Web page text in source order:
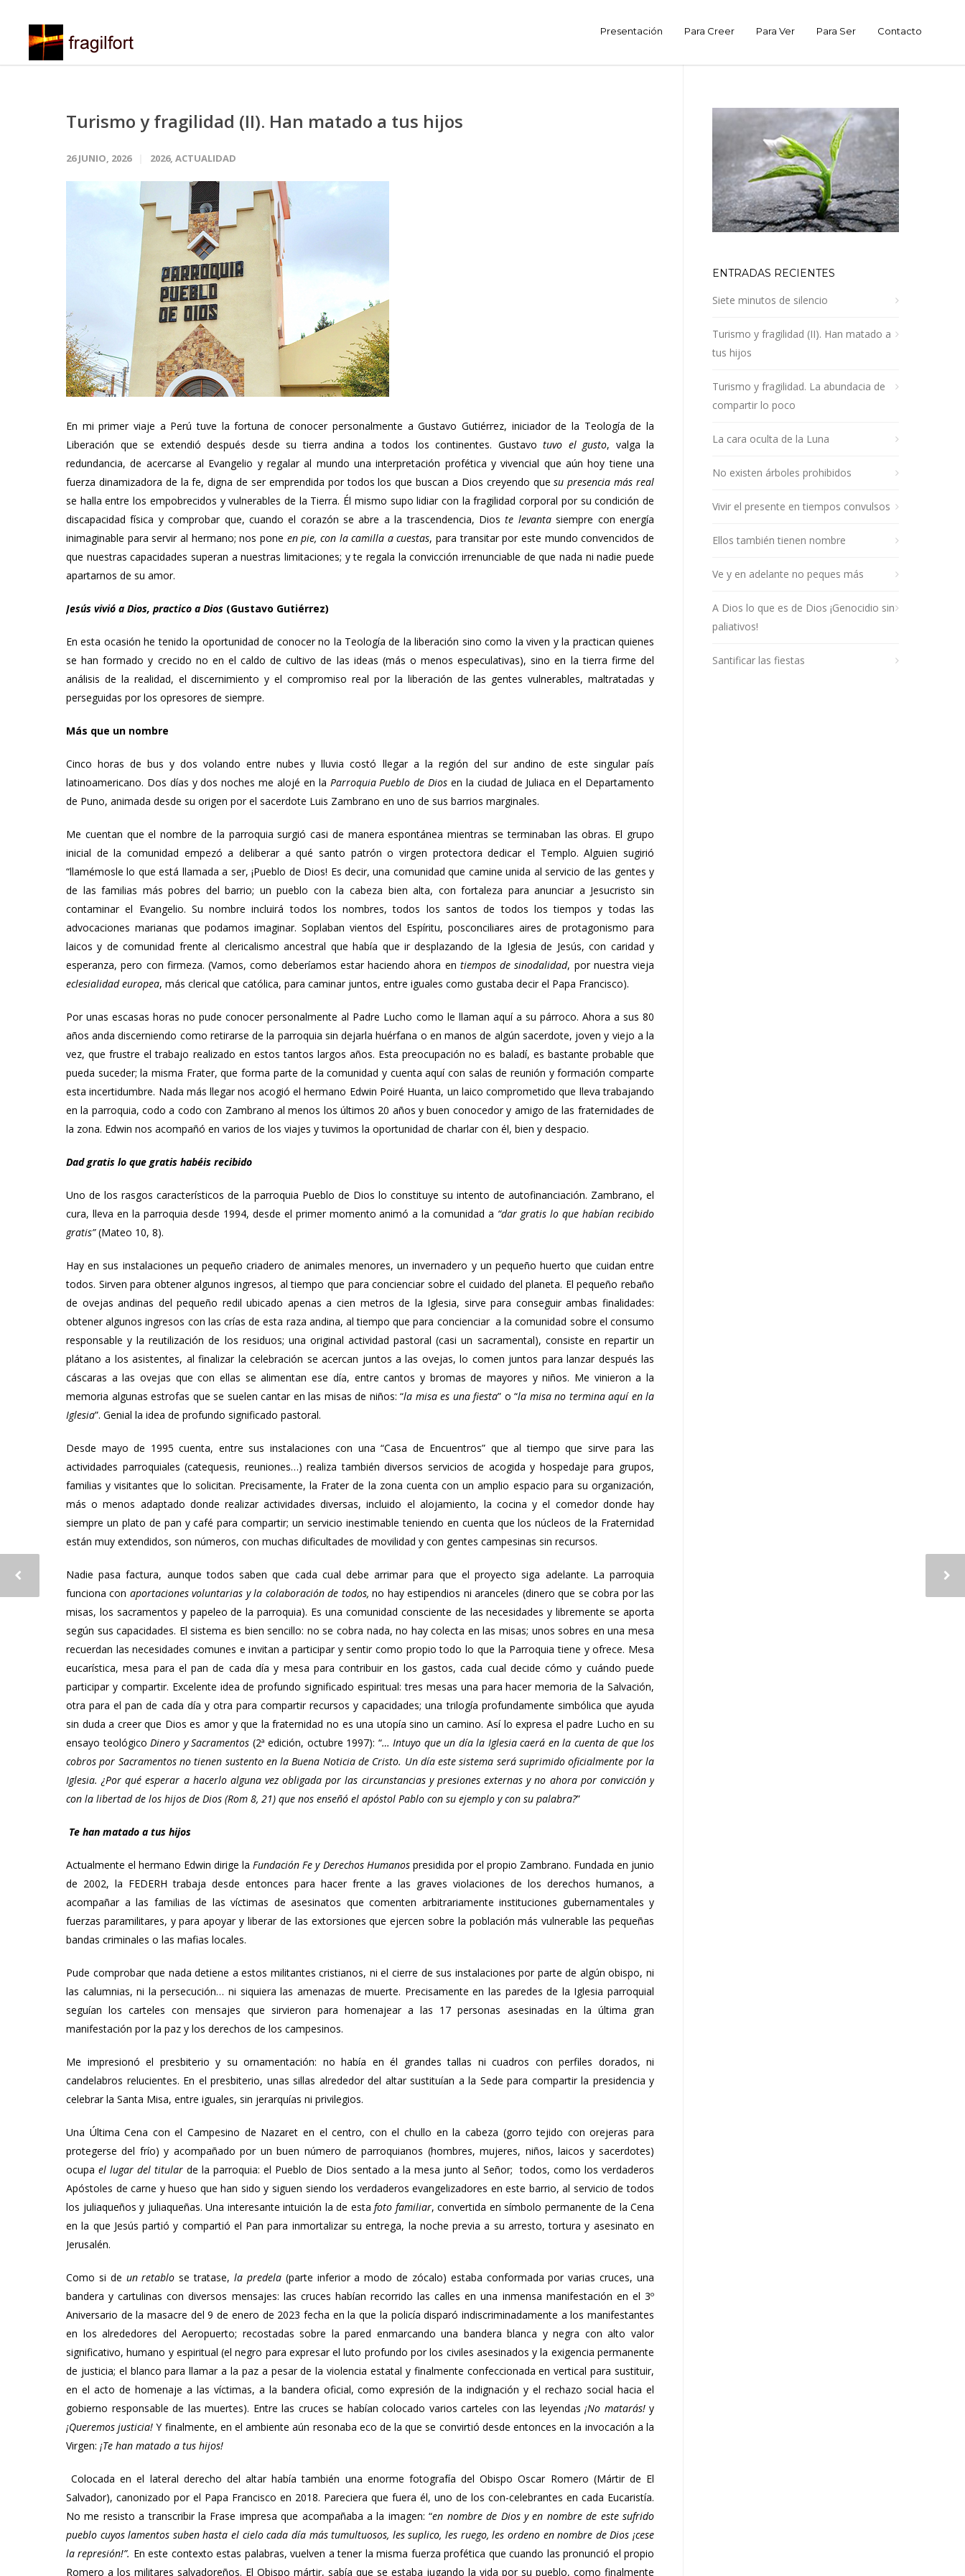
Presentación Para Creer Para Ver Para Ser Contacto
Turismo y fragilidad (II). Han matado a tus hijos
26 JUNIO, 2026 2026, ACTUALIDAD
En mi primer viaje a Perú tuve la fortuna de conocer personalmente a Gustavo Gutiérrez, iniciador de la Teología de la
Liberación que se extendió después desde su tierra andina a todos los continentes. Gustavo tuvo el gusto, valga la
redundancia, de acercarse al Evangelio y regalar al mundo una interpretación profética y vivencial que aún hoy tiene una
fuerza dinamizadora de la fe, digna de ser emprendida por todos los que buscan a Dios creyendo quesu presencia más real
se halla entre los empobrecidos y vulnerables de la Tierra. Él mismo supo lidiar con la fragilidad corporal por su condición de
discapacidad física y comprobar que, cuando el corazón se abre a la trascendencia, Dioste levantasiempre con energía
inimaginable para servir al hermano; nos pone en pie, con la camilla a cuestas, para transitar por este mundo convencidos de
que nuestras capacidades superan a nuestras limitaciones; y te regala la convicción irrenunciable de que nada ni nadie puede
apartarnos de su amor.
Jesús vivió a Dios, practico a Dios (Gustavo Gutiérrez)
En esta ocasión he tenido la oportunidad de conocer no la Teología de la liberación sino como la viven y la practican quienes
se han formado y crecido no en el caldo de cultivo de las ideas (más o menos especulativas), sino en la tierra firme del
análisis de la realidad, el discernimiento y el compromiso real por la liberación de las gentes vulnerables, maltratadas y
perseguidas por los opresores de siempre.
Más que un nombre
Cinco horas de bus y dos volando entre nubes y lluvia costó llegar a la región del sur andino de este singular país
latinoamericano. Dos días y dos noches me alojé en la Parroquia Pueblo de Dios en la ciudad de Juliaca en el Departamento
de Puno, animada desde su origen por el sacerdote Luis Zambrano en uno de sus barrios marginales.
Me cuentan que el nombre de la parroquia surgió casi de manera espontánea mientras se terminaban las obras. El grupo
inicial de la comunidad empezó a deliberar a qué santo patrón o virgen protectora dedicar el Templo. Alguien sugirió
“llamémosle lo que está llamada a ser, ¡Pueblo de Dios! Es decir, una comunidad que camine unida al servicio de las gentes y
de las familias más pobres del barrio; un pueblo con la cabeza bien alta, con fortaleza para anunciar a Jesucristo sin
contaminar el Evangelio. Su nombre incluirá todos los nombres, todos los santos de todos los tiempos y todas las
advocaciones marianas que podamos imaginar. Soplaban vientos del Espíritu, posconciliares aires de protagonismo para
laicos y de comunidad frente al clericalismo ancestral que había que ir desplazando de la Iglesia de Jesús, con caridad y
esperanza, pero con firmeza. (Vamos, como deberíamos estar haciendo ahora en tiempos de sinodalidad, por nuestra vieja
eclesialidad europea, más clerical que católica, para caminar juntos, entre iguales como gustaba decir el Papa Francisco).
Por unas escasas horas no pude conocer personalmente al Padre Lucho como le llaman aquí a su párroco. Ahora a sus 80
años anda discerniendo como retirarse de la parroquia sin dejarla huérfana o en manos de algún sacerdote, joven y viejo a la
vez, que frustre el trabajo realizado en estos tantos largos años. Esta preocupación no es baladí, es bastante probable que
pueda suceder; la misma Frater, que forma parte de la comunidad y cuenta aquí con salas de reunión y formación comparte
esta incertidumbre. Nada más llegar nos acogió el hermano Edwin Poiré Huanta, un laico comprometido que lleva trabajando
en la parroquia, codo a codo con Zambrano al menos los últimos 20 años y buen conocedor y amigo de las fraternidades de
la zona. Edwin nos acompañó en varios de los viajes y tuvimos la oportunidad de charlar con él, bien y despacio.
Dad gratis lo que gratis habéis recibido
Uno de los rasgos característicos de la parroquia Pueblo de Dios lo constituye su intento de autofinanciación. Zambrano, el
cura, lleva en la parroquia desde 1994, desde el primer momento animó a la comunidad a “dar gratis lo que habían recibido
gratis”(Mateo 10, 8).
Hay en sus instalaciones un pequeño criadero de animales menores, un invernadero y un pequeño huerto que cuidan entre
todos. Sirven para obtener algunos ingresos, al tiempo que para concienciar sobre el cuidado del planeta. El pequeño rebaño
de ovejas andinas del pequeño redil ubicado apenas a cien metros de la Iglesia, sirve para conseguir ambas finalidades:
obtener algunos ingresos con las crías de esta raza andina, al tiempo que para concienciar a la comunidad sobre el consumo
responsable y la reutilización de los residuos; una original actividad pastoral (casi un sacramental), consiste en repartir un
plátano a los asistentes, al finalizar la celebración se acercan juntos a las ovejas, lo comen juntos para lanzar después las
cáscaras a las ovejas que con ellas se alimentan ese día, entre cantos y bromas de mayores y niños. Me vinieron a la
memoria algunas estrofas que se suelen cantar en las misas de niños: “la misa es una fiesta” o “la misa no termina aquí en la
Iglesia”. Genial la idea de profundo significado pastoral.
Desde mayo de 1995 cuenta, entre sus instalaciones con una “Casa de Encuentros” que al tiempo que sirve para las
actividades parroquiales (catequesis, reuniones…) realiza también diversos servicios de acogida y hospedaje para grupos,
familias y visitantes que lo solicitan. Precisamente, la Frater de la zona cuenta con un amplio espacio para su organización,
más o menos adaptado donde realizar actividades diversas, incluido el alojamiento, la cocina y el comedor donde hay
siempre un plato de pan y café para compartir; un servicio inestimable teniendo en cuenta que los núcleos de la Fraternidad
están muy extendidos, son números, con muchas dificultades de movilidad y con gentes campesinas sin recursos.
Nadie pasa factura, aunque todos saben que cada cual debe arrimar para que el proyecto siga adelante. La parroquia
funciona con aportaciones voluntarias y la colaboración de todos,no hay estipendios ni aranceles (dinero que se cobra por las
misas, los sacramentos y papeleo de la parroquia). Es una comunidad consciente de las necesidades y libremente se aporta
según sus capacidades. El sistema es bien sencillo: no se cobra nada, no hay colecta en las misas; unos sobres en una mesa
recuerdan las necesidades comunes e invitan a participar y sentir como propio todo lo que la Parroquia tiene y ofrece. Mesa
eucarística, mesa para el pan de cada día y mesa para contribuir en los gastos, cada cual decide cómo y cuándo puede
participar y compartir. Excelente idea de profundo significado espiritual: tres mesas una para hacer memoria de la Salvación,
otra para el pan de cada día y otra para compartir recursos y capacidades; una trilogía profundamente simbólica que ayuda
sin duda a creer que Dios es amor y que la fraternidad no es una utopía sino un camino. Así lo expresa el padre Lucho en su
ensayo teológico Dinero y Sacramentos (2ª edición, octubre 1997): “… Intuyo que un día la Iglesia caerá en la cuenta de que los
cobros por Sacramentos no tienen sustento en la Buena Noticia de Cristo. Un día este sistema será suprimido oficialmente por la
Iglesia. ¿Por qué esperar a hacerlo alguna vez obligada por las circunstancias y presiones externas y no ahora por convicción y
con la libertad de los hijos de Dios (Rom 8, 21) que nos enseñó el apóstol Pablo con su ejemplo y con su palabra?”
Te han matado a tus hijos
Actualmente el hermano Edwin dirige laFundación Fe y Derechos Humanospresidida por el propio Zambrano. Fundada en junio
de 2002, la FEDERH trabaja desde entonces para hacer frente a las graves violaciones de los derechos humanos, a
acompañar a las familias de las víctimas de asesinatos que comenten arbitrariamente instituciones gubernamentales y
fuerzas paramilitares, y para apoyar y liberar de las extorsiones que ejercen sobre la población más vulnerable las pequeñas
bandas criminales o las mafias locales.
Pude comprobar que nada detiene a estos militantes cristianos, ni el cierre de sus instalaciones por parte de algún obispo, ni
las calumnias, ni la persecución… ni siquiera las amenazas de muerte. Precisamente en las paredes de la Iglesia parroquial
seguían los carteles con mensajes que sirvieron para homenajear a las 17 personas asesinadas en la última gran
manifestación por la paz y los derechos de los campesinos.
Me impresionó el presbiterio y su ornamentación: no había en él grandes tallas ni cuadros con perfiles dorados, ni
candelabros relucientes. En el presbiterio, unas sillas alrededor del altar sustituían a la Sede para compartir la presidencia y
celebrar la Santa Misa, entre iguales, sin jerarquías ni privilegios.
Una Última Cena con el Campesino de Nazaret en el centro, con el chullo en la cabeza (gorro tejido con orejeras para
protegerse del frío) y acompañado por un buen número de parroquianos (hombres, mujeres, niños, laicos y sacerdotes)
ocupael lugar del titular de la parroquia: el Pueblo de Dios sentado a la mesa junto al Señor; todos, como los verdaderos
Apóstoles de carne y hueso que han sido y siguen siendo los verdaderos evangelizadores en este barrio, al servicio de todos
los juliaqueños y juliaqueñas. Una interesante intuición la de esta foto familiar, convertida en símbolo permanente de la Cena
en la que Jesús partió y compartió el Pan para inmortalizar su entrega, la noche previa a su arresto, tortura y asesinato en
Jerusalén.
Como si de un retablo se tratase, la predela(parte inferior a modo de zócalo) estaba conformada por varias cruces, una
bandera y cartulinas con diversos mensajes: las cruces habían recorrido las calles en una inmensa manifestación en el 3º
Aniversario de la masacre del 9 de enero de 2023 fecha en la que la policía disparó indiscriminadamente a los manifestantes
en los alrededores del Aeropuerto; recostadas sobre la pared enmarcando una bandera blanca y negra con alto valor
significativo, humano y espiritual (el negro para expresar el luto profundo por los civiles asesinados y la exigencia permanente
de justicia; el blanco para llamar a la paz a pesar de la violencia estatal y finalmente confeccionada en vertical para sustituir,
en el acto de homenaje a las víctimas, a la bandera oficial, como expresión de la indignación y el rechazo social hacia el
gobierno responsable de las muertes). Entre las cruces se habían colocado varios carteles con las leyendas ¡No matarás!y
¡Queremos justicia! Y finalmente, en el ambiente aún resonaba eco de la que se convirtió desde entonces en la invocación a la
Virgen: ¡Te han matado a tus hijos!
Colocada en el lateral derecho del altar había también una enorme fotografía del Obispo Oscar Romero (Mártir de El
Salvador), canonizado por el Papa Francisco en 2018. Pareciera que fuera él, uno de los con-celebrantes en cada Eucaristía.
No me resisto a transcribir la Frase impresa que acompañaba a la imagen: “en nombre de Dios y en nombre de este sufrido
pueblo cuyos lamentos suben hasta el cielo cada día más tumultuosos, les suplico, les ruego, les ordeno en nombre de Dios ¡cese
la represión!”. En este contexto estas palabras, vuelven a tener la misma fuerza profética que cuando las pronunció el propio
Romero a los militares salvadoreños. El Obispo mártir, sabía que se estaba jugando la vida por su pueblo, como finalmente
ENTRADAS RECIENTES
Siete minutos de silencio
Turismo y fragilidad (II). Han matado a
tus hijos
Turismo y fragilidad. La abundacia de
compartir lo poco
La cara oculta de la Luna
No existen árboles prohibidos
Vivir el presente en tiempos convulsos
Ellos también tienen nombre
Ve y en adelante no peques más
A Dios lo que es de Dios ¡Genocidio sin
paliativos!
Santificar las fiestas